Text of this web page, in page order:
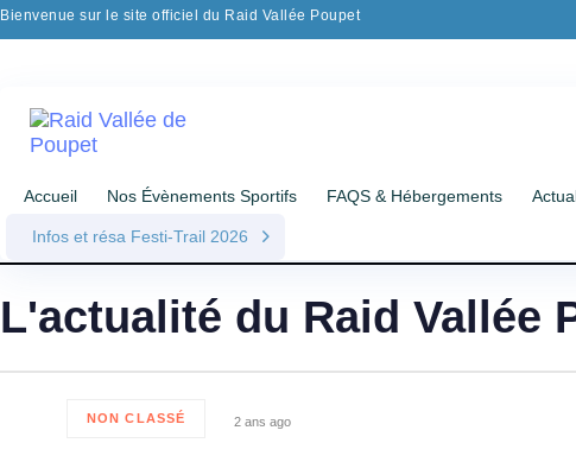
Skip links
Skip to primary navigation
Skip to content
Bienvenue sur le site officiel du Raid Vallée Poupet
Accueil Nos Évènements Sportifs FAQS & Hébergements
Infos et résa Festi-Trail 2026
L'actualité du Raid Vallée
NON CLASSÉ 2 ans ago